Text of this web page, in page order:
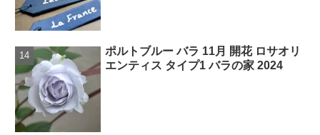
ポルトブルー バラ 11月 開花 ロサオリ
エンティス タイプ1 バラの家 2024